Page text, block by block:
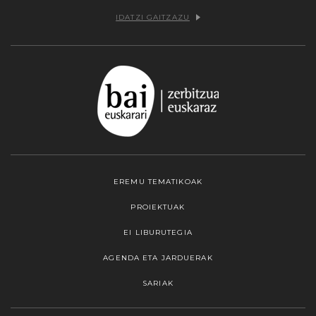
IDATZI GAITZAZU
EREMU TEMATIKOAK
PROIEKTUAK
EI LIBURUTEGIA
AGENDA ETA JARDUERAK
SARIAK